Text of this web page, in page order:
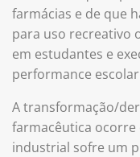
farmácias e de que
para uso recreativo
em estudantes e
performance
A transformação/
farmacêutica
industrial sofre um